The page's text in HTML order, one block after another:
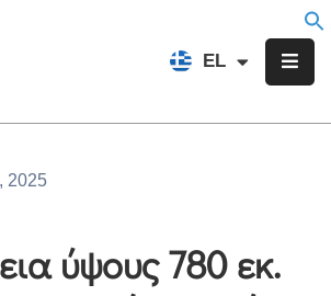
EL
FR
2025
ύψους 780 εκ.